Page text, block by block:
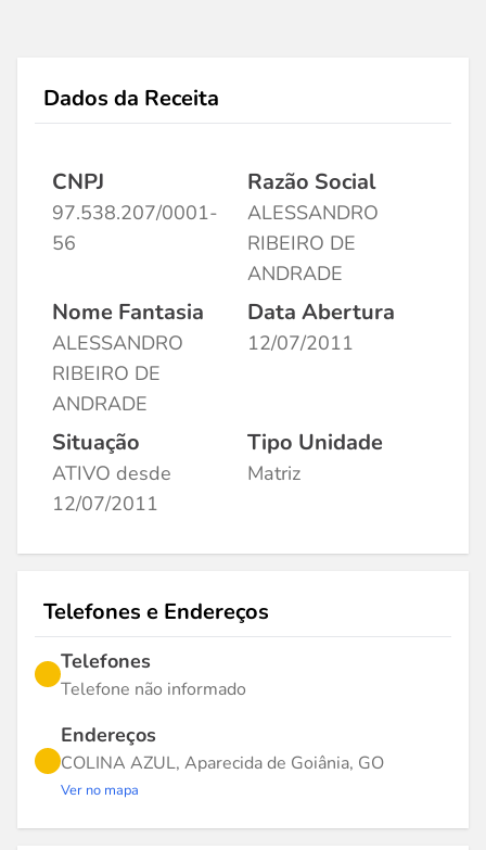
Dados da Receita
CNPJ
97.538.207/0001-
56
Razão Social
ALESSANDRO
RIBEIRO DE
ANDRADE
Nome Fantasia
ALESSANDRO
RIBEIRO DE
ANDRADE
Data Abertura
12/07/2011
Situação
ATIVO desde
12/07/2011
Tipo Unidade
Matriz
Telefones e Endereços
Telefones
Telefone não informado
Endereços
COLINA AZUL, Aparecida de Goiânia, GO
Ver no mapa